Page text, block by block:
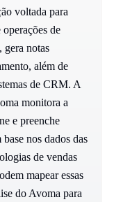
voltada para
de
gera notas
além de
de CRM. A
monitora a
e preenche
nos dados das
de vendas
mapear essas
do Avoma para